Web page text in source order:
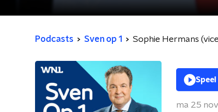
Podcasts Sven op 1 Sophie Hermans
ma 25